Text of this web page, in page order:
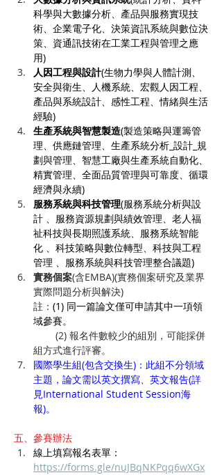
科學與大數據分析、產品與服務實現技
術、企業電子化、決策資訊系統與數位決
策、資通訊技術在工業工程與管理之應
用)
人因工程與設計(生物力學與人體計測、
安全與衛生、人機系統、宏觀人因工程、
產品與系統設計、感性工程、情緒與生活
經驗)
生產系統與智慧製造(製造策略與運籌管
理、供應鏈管理、生產系統分析_設計_規
劃與管理、智慧工廠與生產系統自動化、
精實管理、全面品質管理與可靠度、循環
經濟與永續)
服務系統與科技管理(服務系統分析與設
計 、服務資源規劃與績效管理、老人福
祉科技與長期照護系統、服務系統智能
化 、科技策略與數位轉型、科技與工程
管理 、服務系統與科技管理整合議題)
實務個案(含EMBA)(實務個案研究及業界
實際問題分析與解決)
註： (1) 同一篇論文僅可申請其中一項領
域參賽。
(2) 報名件數較少的組別，可能採併
組方式進行評審。
國際學生組(包含交換生)：此組不分領域
主題，論文需以英文撰寫、英文報告(詳
見International Student Session海
報)。
五、參賽辦法
線上填寫報名表單：
https://forms.gle/nuJBqNKPqq6wXGx